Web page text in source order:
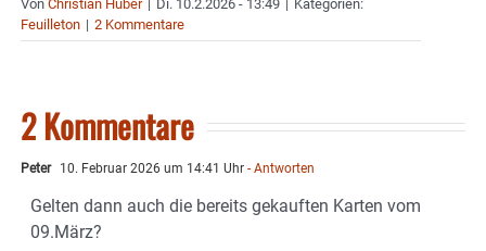
Von Christian Huber | Di. 10.2.2026 - 13:49 | Kategorien:
Feuilleton | 2 Kommentare
2 Kommentare
Peter 10. Februar 2026 um 14:41 Uhr - Antworten
Gelten dann auch die bereits gekauften Karten vom
09.März?